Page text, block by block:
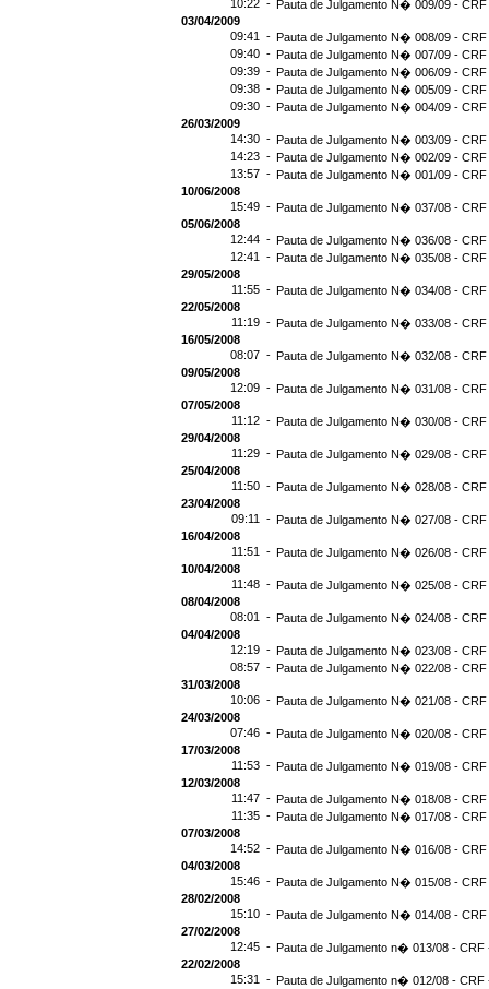
10:22 - Pauta de Julgamento N� 009/09 - CRF
03/04/2009
09:41 - Pauta de Julgamento N� 008/09 - CRF
09:40 - Pauta de Julgamento N� 007/09 - CRF
09:39 - Pauta de Julgamento N� 006/09 - CRF
09:38 - Pauta de Julgamento N� 005/09 - CRF
09:30 - Pauta de Julgamento N� 004/09 - CRF
26/03/2009
14:30 - Pauta de Julgamento N� 003/09 - CRF
14:23 - Pauta de Julgamento N� 002/09 - CRF
13:57 - Pauta de Julgamento N� 001/09 - CRF
10/06/2008
15:49 - Pauta de Julgamento N� 037/08 - CRF
05/06/2008
12:44 - Pauta de Julgamento N� 036/08 - CRF
12:41 - Pauta de Julgamento N� 035/08 - CRF
29/05/2008
11:55 - Pauta de Julgamento N� 034/08 - CRF
22/05/2008
11:19 - Pauta de Julgamento N� 033/08 - CRF
16/05/2008
08:07 - Pauta de Julgamento N� 032/08 - CRF
09/05/2008
12:09 - Pauta de Julgamento N� 031/08 - CRF
07/05/2008
11:12 - Pauta de Julgamento N� 030/08 - CRF
29/04/2008
11:29 - Pauta de Julgamento N� 029/08 - CRF
25/04/2008
11:50 - Pauta de Julgamento N� 028/08 - CRF
23/04/2008
09:11 - Pauta de Julgamento N� 027/08 - CRF
16/04/2008
11:51 - Pauta de Julgamento N� 026/08 - CRF
10/04/2008
11:48 - Pauta de Julgamento N� 025/08 - CRF
08/04/2008
08:01 - Pauta de Julgamento N� 024/08 - CRF
04/04/2008
12:19 - Pauta de Julgamento N� 023/08 - CRF
08:57 - Pauta de Julgamento N� 022/08 - CRF
31/03/2008
10:06 - Pauta de Julgamento N� 021/08 - CRF
24/03/2008
07:46 - Pauta de Julgamento N� 020/08 - CRF
17/03/2008
11:53 - Pauta de Julgamento N� 019/08 - CRF
12/03/2008
11:47 - Pauta de Julgamento N� 018/08 - CRF
11:35 - Pauta de Julgamento N� 017/08 - CRF
07/03/2008
14:52 - Pauta de Julgamento N� 016/08 - CRF
04/03/2008
15:46 - Pauta de Julgamento N� 015/08 - CRF
28/02/2008
15:10 - Pauta de Julgamento N� 014/08 - CRF
27/02/2008
12:45 - Pauta de Julgamento n� 013/08 - CRF
22/02/2008
15:31 - Pauta de Julgamento n� 012/08 - CRF